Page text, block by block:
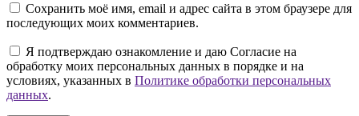
Сохранить моё имя, email и адрес сайта в этом браузере для
последующих моих комментариев.
Я подтверждаю ознакомление и даю Согласие на
обработку моих персональных данных в порядке и на
условиях, указанных в Политике обработки персональных
данных.